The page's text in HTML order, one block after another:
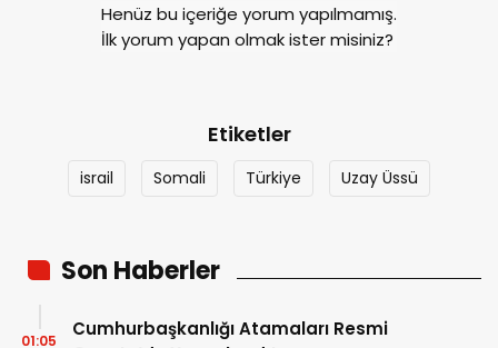
Henüz bu içeriğe yorum yapılmamış.
İlk yorum yapan olmak ister misiniz?
Etiketler
israil Somali Türkiye Uzay Üssü
Son Haberler
Cumhurbaşkanlığı Atamaları Resmi
01:05